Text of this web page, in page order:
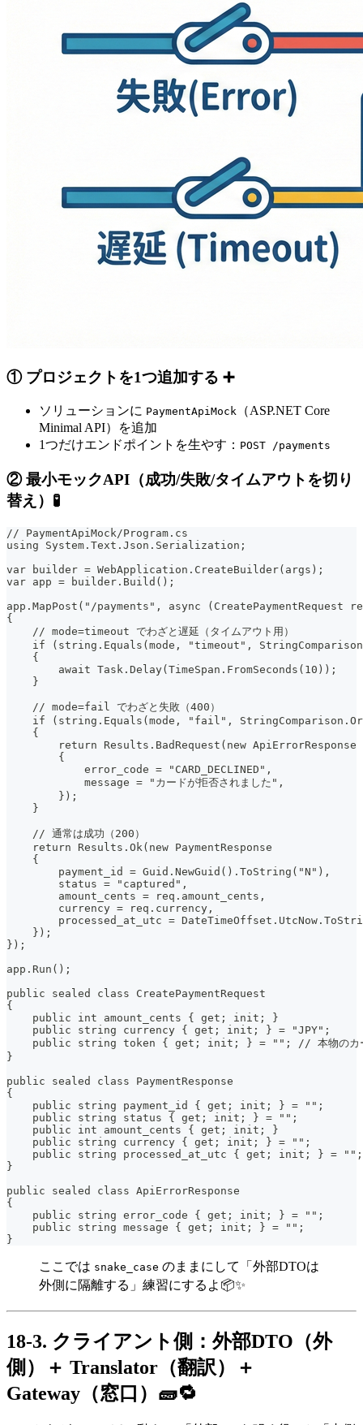
① プロジェクトを1つ追加する ➕
ソリューションに PaymentApiMock （ASP.NET Core
Minimal API）を追加
1つだけエンドポイントを生やす： POST /payments
② 最小モックAPI（成功/失敗/タイムアウトを切り
替え）🧪
// PaymentApiMock/Program.cs
using System.Text.Json.Serialization;
var builder = WebApplication.CreateBuilder(args);
var app = builder.Build();
app.MapPost("/payments", async (CreatePaymentRequest
{
    // mode=timeout でわざと遅延（タイムアウト用）
if (string.Equals(mode, "timeout",
    {
        await Task.Delay(TimeSpan.FromSeconds(10));
    }
    // mode=fail でわざと失敗（400）
if (string.Equals(mode, "fail",
    {
        return Results.BadRequest(new ApiErrorResponse
        {
            error_code = "CARD_DECLINED",
            message = "カードが拒否されました",
        });
    }
    // 通常は成功（200）
    return Results.Ok(new PaymentResponse
    {
        payment_id = Guid.NewGuid().ToString("N"),
        status = "captured",
        amount_cents = req.amount_cents,
        currency = req.currency,
processed_at_utc =
    });
});
app.Run();
public sealed class CreatePaymentRequest
{
    public int amount_cents { get; init; }
    public string currency { get; init; } = "JPY";
public string token { get; init; } = ""; // 本物のカー
}
public sealed class PaymentResponse
{
    public string payment_id { get; init; } = "";
    public string status { get; init; } = "";
    public int amount_cents { get; init; }
    public string currency { get; init; } = "";
    public string processed_at_utc { get; init; } = "";
}
public sealed class ApiErrorResponse
{
    public string error_code { get; init; } = "";
    public string message { get; init; } = "";
}
ここでは snake_case のままにして「外部DTOは
外側に隔離する」練習にするよ📦✨
18-3. クライアント側：外部DTO（外
側）＋ Translator（翻訳）＋
Gateway（窓口）🧱🔁